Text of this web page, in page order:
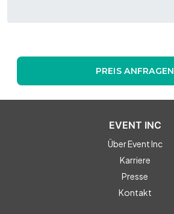
PREIS ANFRAGEN
EVENT INC
Über Event Inc
Karriere
Presse
Kontakt